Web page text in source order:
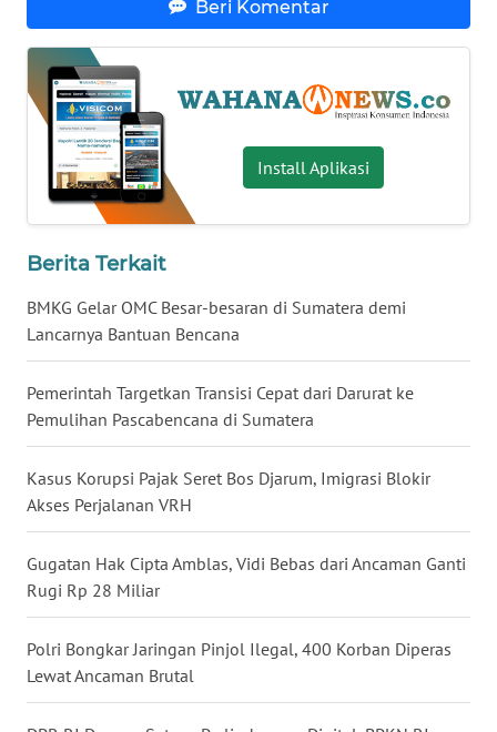
Beri Komentar
Install Aplikasi
Berita Terkait
BMKG Gelar OMC Besar-besaran di Sumatera demi
Lancarnya Bantuan Bencana
Pemerintah Targetkan Transisi Cepat dari Darurat ke
Pemulihan Pascabencana di Sumatera
Kasus Korupsi Pajak Seret Bos Djarum, Imigrasi Blokir
Akses Perjalanan VRH
Gugatan Hak Cipta Amblas, Vidi Bebas dari Ancaman Ganti
Rugi Rp 28 Miliar
Polri Bongkar Jaringan Pinjol Ilegal, 400 Korban Diperas
Lewat Ancaman Brutal
WN
LAMPUNG
WN
JATENG
WN
WN
JOGJA
WN
JATIM
WN
BALI
WN
KALBAR
WN